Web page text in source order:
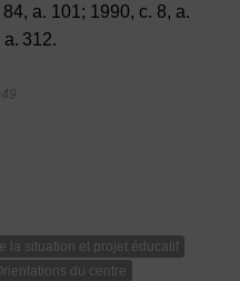
a. 101; 1990, c. 8, a.
312.
la situation et projet éducatif
du centre